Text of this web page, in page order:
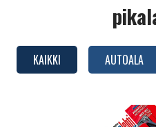
KAIKKI AUTOALA